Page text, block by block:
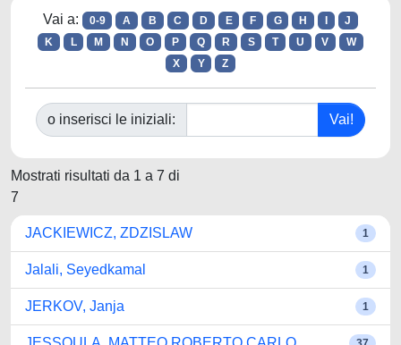
Vai a: 0-9 A B C D E F G H
J
K
L M N O P Q R S T U V
W
X
Y Z
o inserisci le iniziali:
Mostrati risultati da 1 a 7 di
7
JACKIEWICZ, ZDZISLAW 1
Jalali, Seyedkamal 1
JERKOV, Janja 1